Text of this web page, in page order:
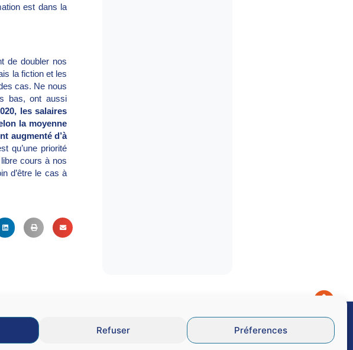
Refuser Préferences
est dans la
de doubler nos
la fiction et les
cas. Ne nous
bas, ont aussi
les salaires
la moyenne
augmenté d’à
qu’une priorité
cours à nos
d’être le cas à